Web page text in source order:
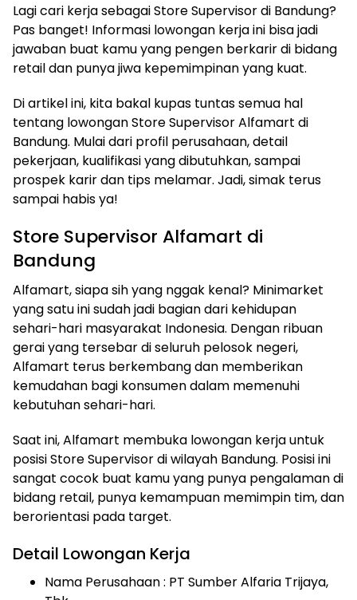
Lagi cari kerja sebagai Store Supervisor di Bandung?
Pas banget! Informasi lowongan kerja ini bisa jadi
jawaban buat kamu yang pengen berkarir di bidang
retail dan punya jiwa kepemimpinan yang kuat.
Di artikel ini, kita bakal kupas tuntas semua hal
tentang lowongan Store Supervisor Alfamart di
Bandung. Mulai dari profil perusahaan, detail
pekerjaan, kualifikasi yang dibutuhkan, sampai
prospek karir dan tips melamar. Jadi, simak terus
sampai habis ya!
Store Supervisor Alfamart di
Bandung
Alfamart, siapa sih yang nggak kenal? Minimarket
yang satu ini sudah jadi bagian dari kehidupan
sehari-hari masyarakat Indonesia. Dengan ribuan
gerai yang tersebar di seluruh pelosok negeri,
Alfamart terus berkembang dan memberikan
kemudahan bagi konsumen dalam memenuhi
kebutuhan sehari-hari.
Saat ini, Alfamart membuka lowongan kerja untuk
posisi Store Supervisor di wilayah Bandung. Posisi ini
sangat cocok buat kamu yang punya pengalaman di
bidang retail, punya kemampuan memimpin tim, dan
berorientasi pada target.
Detail Lowongan Kerja
Nama Perusahaan : PT Sumber Alfaria Trijaya,